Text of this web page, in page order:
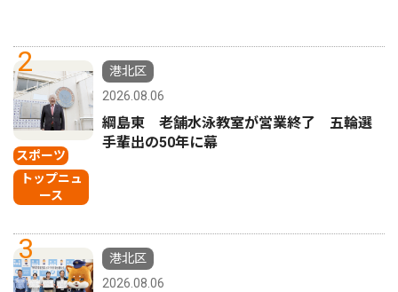
2
スポーツ
トップニュ
ース
港北区
2026.08.06
綱島東 老舗水泳教室が営業終了 五輪選
手輩出の50年に幕
3
港北区
2026.08.06